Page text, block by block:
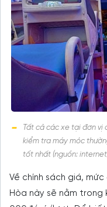
Tất cả các xe tại đơn vị
kiểm tra máy móc
tốt nhất (nguồn:
Về chính sách giá,
Hòa này sẽ nằm